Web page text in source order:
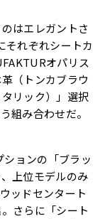
はエレガントさ
それぞれシートカ
オパリス
（トンカブラウ
リック）」選択
組み合わせだ。
ョンの「ブラッ
上位モデルのみ
ッドセンタート
さらに「シート